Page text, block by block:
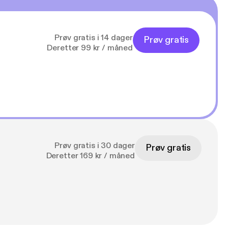
Prøv gratis i 14 dager
Deretter 99 kr / måned
Prøv gratis
Prøv gratis i 30 dager
Deretter 169 kr / måned
Prøv gratis